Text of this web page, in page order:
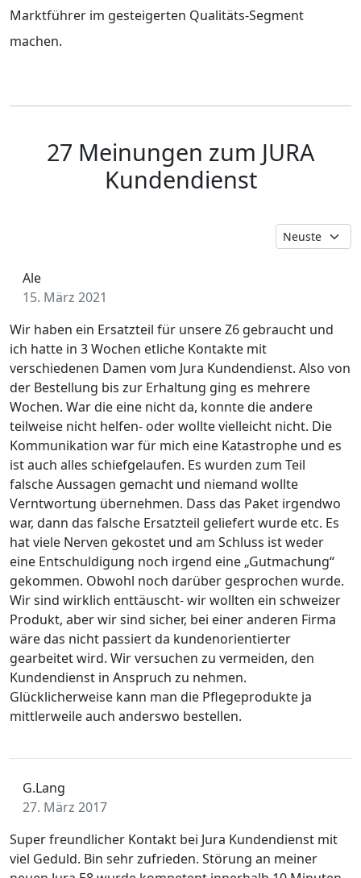
Marktführer im gesteigerten Qualitäts-Segment
machen.
27 Meinungen zum JURA
Kundendienst
Ale
15. März 2021
Wir haben ein Ersatzteil für unsere Z6 gebraucht und
ich hatte in 3 Wochen etliche Kontakte mit
verschiedenen Damen vom Jura Kundendienst. Also von
der Bestellung bis zur Erhaltung ging es mehrere
Wochen. War die eine nicht da, konnte die andere
teilweise nicht helfen- oder wollte vielleicht nicht. Die
Kommunikation war für mich eine Katastrophe und es
ist auch alles schiefgelaufen. Es wurden zum Teil
falsche Aussagen gemacht und niemand wollte
Verntwortung übernehmen. Dass das Paket irgendwo
war, dann das falsche Ersatzteil geliefert wurde etc. Es
hat viele Nerven gekostet und am Schluss ist weder
eine Entschuldigung noch irgend eine „Gutmachung“
gekommen. Obwohl noch darüber gesprochen wurde.
Wir sind wirklich enttäuscht- wir wollten ein schweizer
Produkt, aber wir sind sicher, bei einer anderen Firma
wäre das nicht passiert da kundenorientierter
gearbeitet wird. Wir versuchen zu vermeiden, den
Kundendienst in Anspruch zu nehmen.
Glücklicherweise kann man die Pflegeprodukte ja
mittlerweile auch anderswo bestellen.
G.Lang
27. März 2017
Super freundlicher Kontakt bei Jura Kundendienst mit
viel Geduld. Bin sehr zufrieden. Störung an meiner